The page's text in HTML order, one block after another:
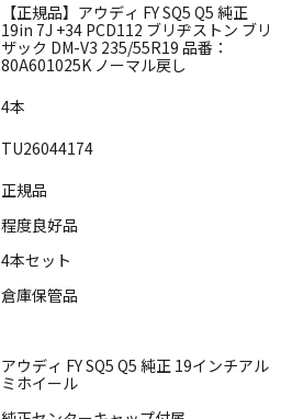
【正規品】アウディ FY SQ5 Q5 純正
19in 7J +34 PCD112 ブリヂストン ブリ
ザック DM-V3 235/55R19 品番：
80A601025K ノーマル戻し
4本
TU26044174
正規品
程度良好品
4本セット
倉庫保管品
アウディ FY SQ5 Q5 純正 19インチアル
ミホイール